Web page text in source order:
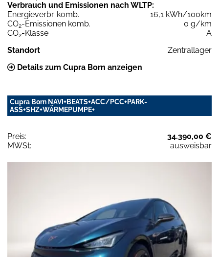
Verbrauch und Emissionen nach WLTP:
Energieverbr. komb.
16,1 kWh/100km
CO2-Emissionen komb.
0 g/km
CO2-Klasse
A
Standort
Zentrallager
Details zum Cupra Born anzeigen
Cupra Born NAVI+BEATS+ACC/PCC+PARK-
ASS+SHZ+WÄRMEPUMPE+
Preis:
34.390,00 €
MWSt:
ausweisbar